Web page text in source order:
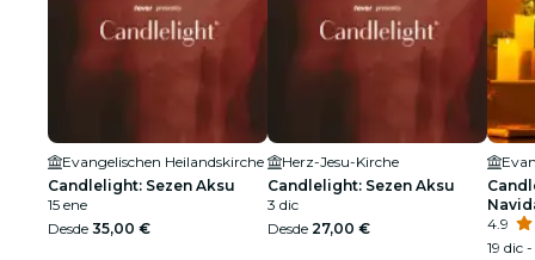
Evangelischen Heilandskirche
Candlelight: Sezen Aksu
15 ene
Desde 35,00 €
Herz-Jesu-Kirche
Candlelight: Sezen Aksu
3 dic
Desde 27,00 €
4.9
19 dic